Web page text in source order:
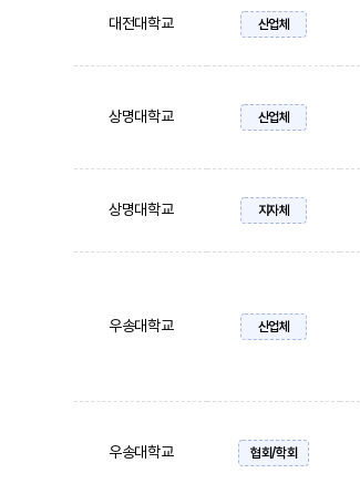
대전대학교 산업체
상명대학교 산업체
상명대학교 지자체
우송대학교 산업체
우송대학교 협회/학회